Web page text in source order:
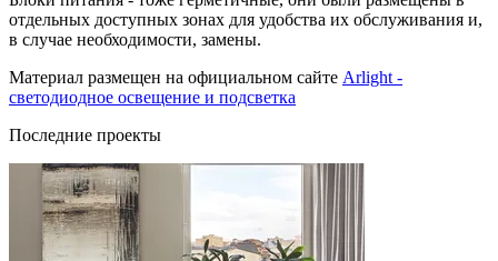
отдельных доступных зонах для удобства их обслуживания и,
в случае необходимости, замены.
Материал размещен на официальном сайте Arlight -
светодиодное освещение и подсветка
Последние проекты